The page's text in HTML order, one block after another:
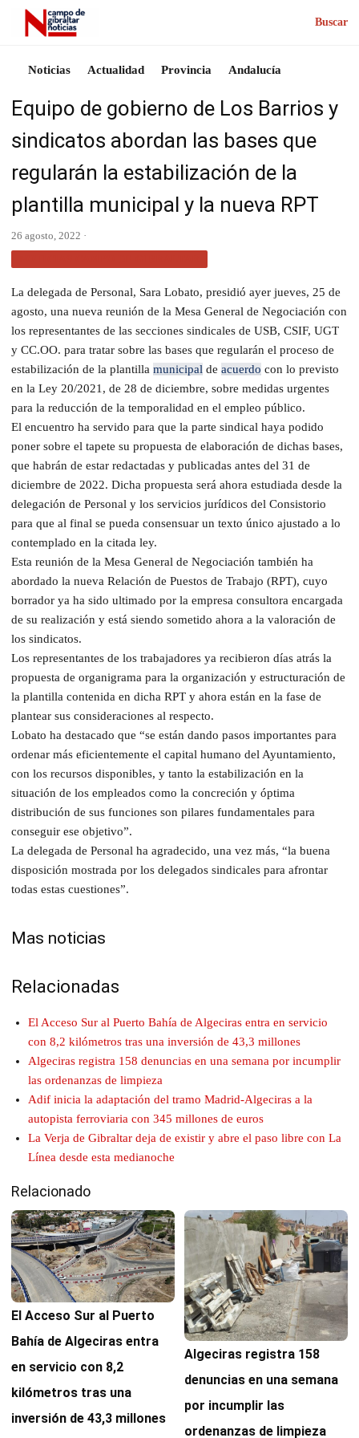
Buscar
Noticias Actualidad Provincia Andalucía
Equipo de gobierno de Los Barrios y
sindicatos abordan las bases que
regularán la estabilización de la
plantilla municipal y la nueva RPT
26 agosto, 2022 ·
La delegada de Personal, Sara Lobato, presidió ayer jueves, 25 de
agosto, una nueva reunión de la Mesa General de Negociación con
los representantes de las secciones sindicales de USB, CSIF, UGT
y CC.OO. para tratar sobre las bases que regularán el proceso de
estabilización de la plantilla municipal de acuerdo con lo previsto
en la Ley 20/2021, de 28 de diciembre, sobre medidas urgentes
para la reducción de la temporalidad en el empleo público.
El encuentro ha servido para que la parte sindical haya podido
poner sobre el tapete su propuesta de elaboración de dichas bases,
que habrán de estar redactadas y publicadas antes del 31 de
diciembre de 2022. Dicha propuesta será ahora estudiada desde la
delegación de Personal y los servicios jurídicos del Consistorio
para que al final se pueda consensuar un texto único ajustado a lo
contemplado en la citada ley.
Esta reunión de la Mesa General de Negociación también ha
abordado la nueva Relación de Puestos de Trabajo (RPT), cuyo
borrador ya ha sido ultimado por la empresa consultora encargada
de su realización y está siendo sometido ahora a la valoración de
los sindicatos.
Los representantes de los trabajadores ya recibieron días atrás la
propuesta de organigrama para la organización y estructuración de
la plantilla contenida en dicha RPT y ahora están en la fase de
plantear sus consideraciones al respecto.
Lobato ha destacado que “se están dando pasos importantes para
ordenar más eficientemente el capital humano del Ayuntamiento,
con los recursos disponibles, y tanto la estabilización en la
situación de los empleados como la concreción y óptima
distribución de sus funciones son pilares fundamentales para
conseguir ese objetivo”.
La delegada de Personal ha agradecido, una vez más, “la buena
disposición mostrada por los delegados sindicales para afrontar
todas estas cuestiones”.
Mas noticias
Relacionadas
El Acceso Sur al Puerto Bahía de Algeciras entra en servicio
con 8,2 kilómetros tras una inversión de 43,3 millones
Algeciras registra 158 denuncias en una semana por incumplir
las ordenanzas de limpieza
Adif inicia la adaptación del tramo Madrid-Algeciras a la
autopista ferroviaria con 345 millones de euros
La Verja de Gibraltar deja de existir y abre el paso libre con La
Línea desde esta medianoche
Relacionado
El Acceso Sur al Puerto
Bahía de Algeciras entra
en servicio con 8,2
kilómetros tras una
inversión de 43,3 millones
Algeciras registra 158
denuncias en una semana
por incumplir las
ordenanzas de limpieza